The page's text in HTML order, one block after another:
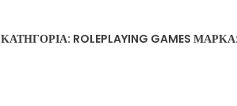
OF
ΚΑΤΗΓΟΡΊΑ: ROLEPLAYING GAMES ΜΆΡΚΑ: